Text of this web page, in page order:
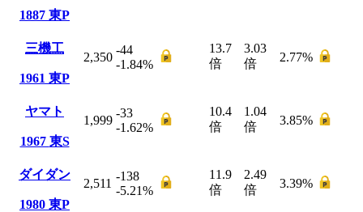
1887 東P
三機工
1961 東P
2,350
-44
-1.84%
13.7
倍
3.03
倍
2.77%
ヤマト
1967 東S
1,999
-33
-1.62%
10.4
倍
1.04
倍
3.85%
ダイダン
1980 東P
2,511
-138
-5.21%
11.9
倍
2.49
倍
3.39%